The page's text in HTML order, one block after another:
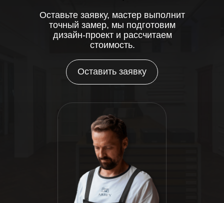
Оставьте заявку, мастер выполнит
точный замер, мы подготовим
дизайн-проект и рассчитаем
стоимость.
Оставить заявку